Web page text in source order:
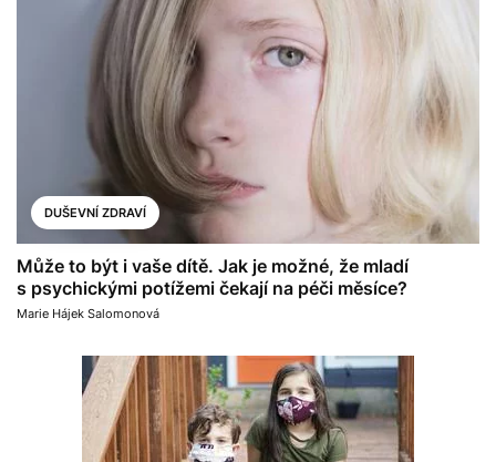
DUŠEVNÍ ZDRAVÍ
Může to být i vaše dítě. Jak je možné, že mladí
s psychickými potížemi čekají na péči měsíce?
Marie Hájek Salomonová